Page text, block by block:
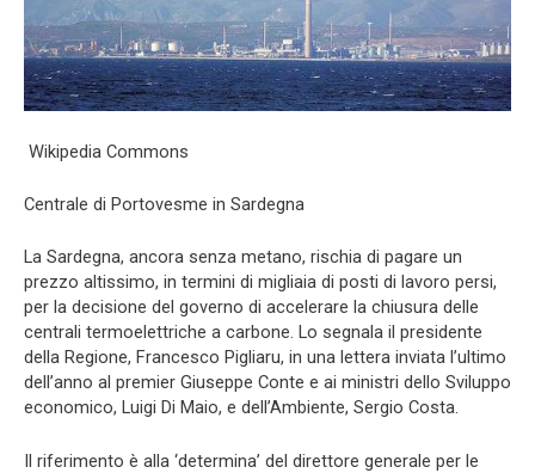
Wikipedia Commons
Centrale di Portovesme in Sardegna
La Sardegna, ancora senza metano, rischia di pagare un
prezzo altissimo, in termini di migliaia di posti di lavoro persi,
per la decisione del governo di accelerare la chiusura delle
centrali termoelettriche a carbone. Lo segnala il presidente
della Regione, Francesco Pigliaru, in una lettera inviata l’ultimo
dell’anno al premier Giuseppe Conte e ai ministri dello Sviluppo
economico, Luigi Di Maio, e dell’Ambiente, Sergio Costa.
Il riferimento è alla ‘determina’ del direttore generale per le